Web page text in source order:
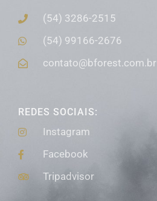
(54) 3286-2515
(54) 99166-2676
contato@bforest.com.br
REDES SOCIAIS:
Instagram
Facebook
Tripadvisor